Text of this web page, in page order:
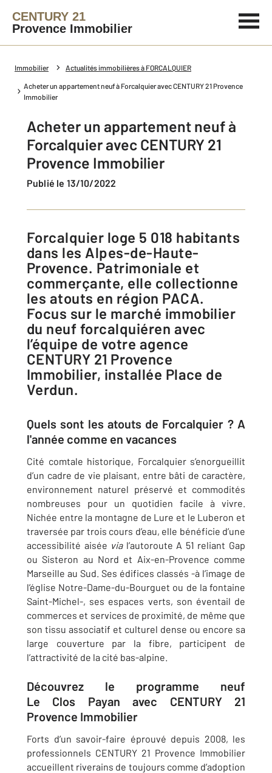
CENTURY 21
Provence Immobilier
Immobilier Actualités immobilières à FORCALQUIER
Acheter un appartement neuf à Forcalquier avec CENTURY 21 Provence
Immobilier
Acheter un appartement neuf à
Forcalquier avec CENTURY 21
Provence Immobilier
Publié le 13/10/2022
Forcalquier loge 5 018 habitants
dans les Alpes-de-Haute-
Provence. Patrimoniale et
commerçante, elle collectionne
les atouts en région PACA.
Focus sur le marché immobilier
du neuf forcalquiéren avec
l’équipe de votre agence
CENTURY 21 Provence
Immobilier, installée Place de
Verdun.
Quels sont les atouts de Forcalquier ? A
l'année comme en vacances
Cité comtale historique, Forcalquier s’enorgueillit
d’un cadre de vie plaisant, entre bâti de caractère,
environnement naturel préservé et commodités
nombreuses pour un quotidien facile à vivre.
Nichée entre la montagne de Lure et le Luberon et
traversée par trois cours d’eau, elle bénéficie d’une
accessibilité aisée vial’autoroute A 51 reliant Gap
ou Sisteron au Nord et Aix-en-Provence comme
Marseille au Sud. Ses édifices classés -à l’image de
l’église Notre-Dame-du-Bourguet ou de la fontaine
Saint-Michel-, ses espaces verts, son éventail de
commerces et services de proximité, de même que
son tissu associatif et culturel dense ou encore sa
large couverture par la fibre, participent de
l’attractivité de la cité bas-alpine.
Découvrez le programme neuf
Le Clos Payan avec CENTURY 21
Provence Immobilier
Forts d’un savoir-faire éprouvé depuis 2008, les
professionnels CENTURY 21 Provence Immobilier
accueillent riverains de toujours comme d’adoption